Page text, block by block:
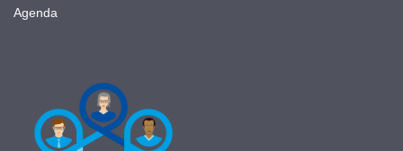
Agenda